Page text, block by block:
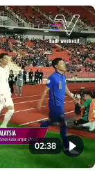
02:38